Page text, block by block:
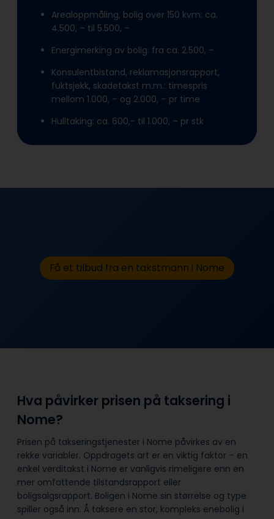
Arealoppmåling, bolig over 150 kvm: ca.
4.500, – til 5.500, –
Energimerking av bolig: fra ca. 2.500, –
Konsulentbistand, reklamasjonsrapport,
fuktsjekk, skadetakst m.m.: timespris
mellom 1.000, – og 2.000, – pr time
Hulltaking: ca. 600,- til 1.000, – pr stk
Få et tilbud fra en takstmann i Nome
Hva påvirker prisen på taksering i
Nome?
Prisen på takseringstjenester i Nome påvirkes av en
rekke variabler. Oppdragets art er en viktig faktor – en
enkel verditakst i Nome er vanligvis rimeligere enn en
mer omfattende tilstandsrapport eller
boligsalgsrapport. Boligen i Nome sin størrelse og type
spiller også inn. Å taksere en stor, kompleks enebolig i